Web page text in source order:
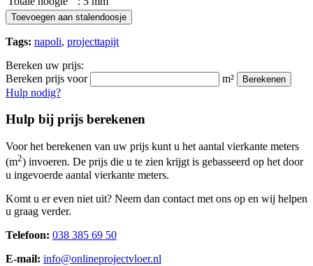
Toevoegen aan stalendoosje
Tags: napoli, projecttapijt
Bereken uw prijs:
Bereken prijs voor
m² Berekenen
Hulp nodig?
Hulp bij prijs berekenen
Voor het berekenen van uw prijs kunt u het aantal vierkante meters
(m2) invoeren. De prijs die u te zien krijgt is gebasseerd op het door
u ingevoerde aantal vierkante meters.
Komt u er even niet uit? Neem dan contact met ons op en wij helpen
u graag verder.
Telefoon: 038 385 69 50
E-mail: info@onlineprojectvloer.nl